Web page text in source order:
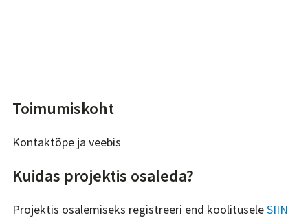
Toimumiskoht
Kontaktõpe ja veebis
Kuidas projektis osaleda?
Projektis osalemiseks registreeri end koolituseleSIIN